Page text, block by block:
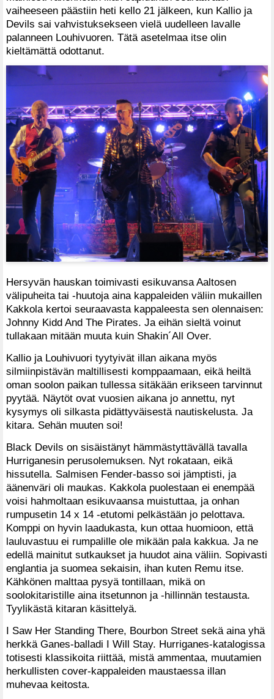
vaiheeseen päästiin heti kello 21 jälkeen, kun Kallio ja
Devils sai vahvistuksekseen vielä uudelleen lavalle
palanneen Louhivuoren. Tätä asetelmaa itse olin
kieltämättä odottanut.
Hersyvän hauskan toimivasti esikuvansa Aaltosen
välipuheita tai -huutoja aina kappaleiden väliin mukaillen
Kakkola kertoi seuraavasta kappaleesta sen olennaisen:
Johnny Kidd And The Pirates. Ja eihän sieltä voinut
tullakaan mitään muuta kuin Shakin´All Over.
Kallio ja Louhivuori tyytyivät illan aikana myös
silmiinpistävän maltillisesti komppaamaan, eikä heiltä
oman soolon paikan tullessa sitäkään erikseen tarvinnut
pyytää. Näytöt ovat vuosien aikana jo annettu, nyt
kysymys oli silkasta pidättyväisestä nautiskelusta. Ja
kitara. Sehän muuten soi!
Black Devils on sisäistänyt hämmästyttävällä tavalla
Hurriganesin perusolemuksen. Nyt rokataan, eikä
hissutella. Salmisen Fender-basso soi jämptisti, ja
äänenväri oli maukas. Kakkola puolestaan ei enempää
voisi hahmoltaan esikuvaansa muistuttaa, ja onhan
rumpusetin 14 x 14 -etutomi pelkästään jo pelottava.
Komppi on hyvin laadukasta, kun ottaa huomioon, että
lauluvastuu ei rumpalille ole mikään pala kakkua. Ja ne
edellä mainitut sutkaukset ja huudot aina väliin. Sopivasti
englantia ja suomea sekaisin, ihan kuten Remu itse.
Kähkönen malttaa pysyä tontillaan, mikä on
soolokitaristille aina itsetunnon ja -hillinnän testausta.
Tyylikästä kitaran käsittelyä.
I Saw Her Standing There, Bourbon Street sekä aina yhä
herkkä Ganes-balladi I Will Stay. Hurriganes-katalogissa
totisesti klassikoita riittää, mistä ammentaa, muutamien
herkullisten cover-kappaleiden maustaessa illan
muhevaa keitosta.